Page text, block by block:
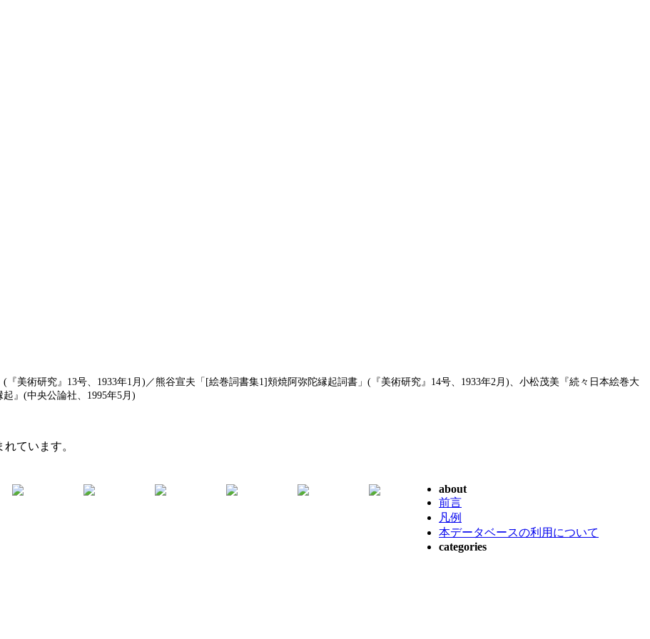
美術研究』13号、1933年1月)／熊谷宣夫「[絵巻詞書集1]頬焼阿弥陀縁起詞書」(『美術研究』14号、1933年2月)、小松茂美『続々日本絵巻大
』(中央公論社、1995年5月)
ています。
about
前言
凡例
本データベースの利用について
categories